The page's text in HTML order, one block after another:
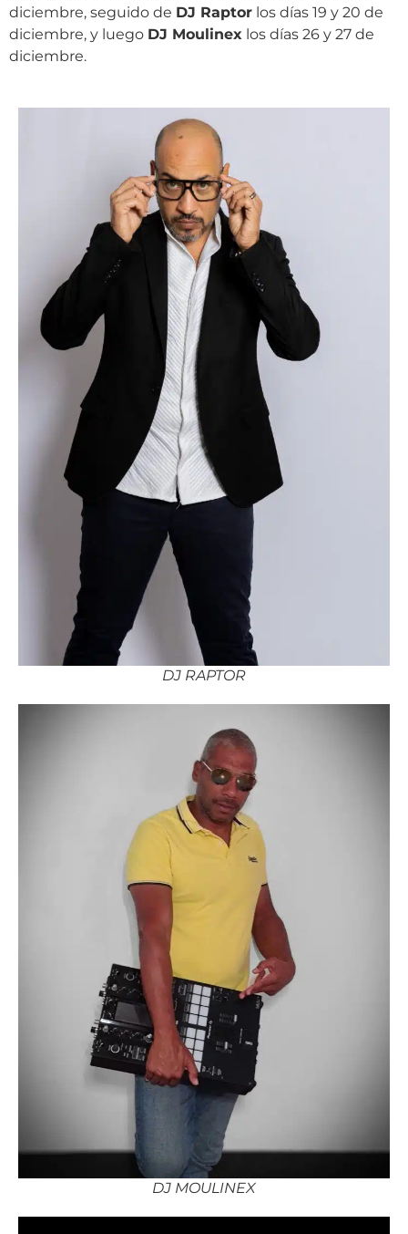
diciembre, seguido de DJ Raptor los días 19 y 20 de
diciembre, y luego DJ Moulinex los días 26 y 27 de
diciembre.
DJ RAPTOR
DJ MOULINEX